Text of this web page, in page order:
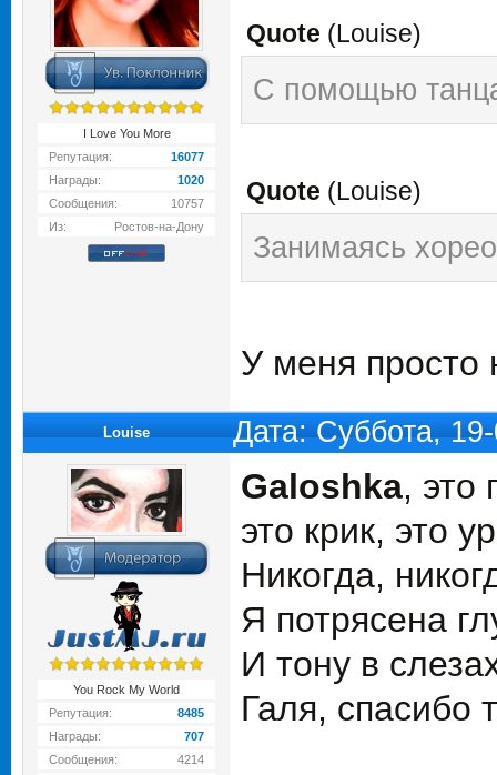
I Love You More
Репутация:
16077
Награды:
1020
Сообщения:
10757
Из:
Ростов-на-Дону
Quote (Louise)
С помощью
Quote (Louise)
Занимаясь
У меня просто
Louise Дата: Суббота,
You Rock My World
Репутация:
8485
Награды:
707
Сообщения:
4214
Galoshka, это
это крик, это
Никогда,
Я потрясена
И тону в
Галя, спасибо